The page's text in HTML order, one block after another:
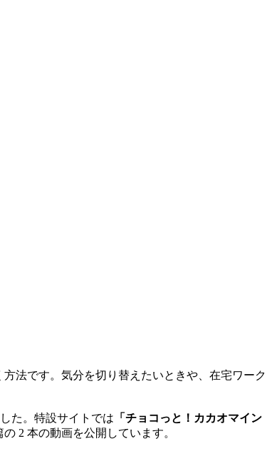
法です。気分を切り替えたいときや、在宅ワーク
た。特設サイトでは 「チョコっと！カカオマイン
の 2 本の動画を公開しています。